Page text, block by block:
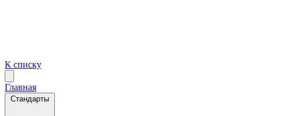
К списку
Главная
Стандарты